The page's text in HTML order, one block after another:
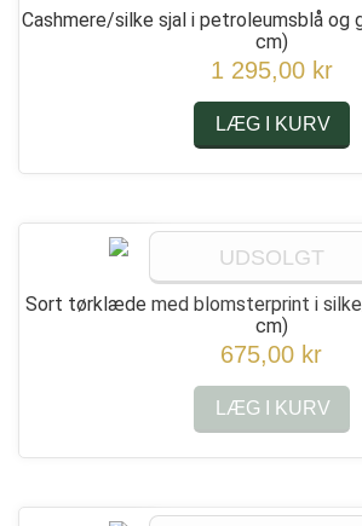
Cashmere/silke sjal i petroleumsblå og
cm)
1 295,00 kr
LÆG I KURV
UDSOLGT
Sort tørklæde med blomsterprint i
cm)
675,00 kr
LÆG I KURV